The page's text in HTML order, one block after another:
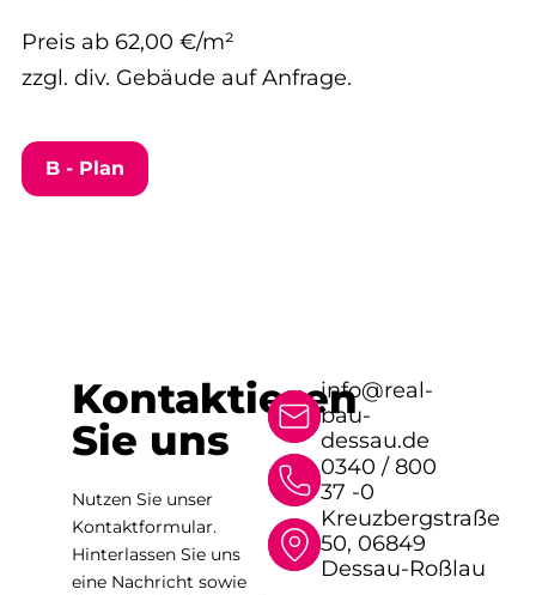
Preis ab 62,00 €/m²
zzgl. div. Gebäude auf Anfrage.
B - Plan
Kontaktieren
Sie uns
Nutzen Sie unser
Kontaktformular.
Hinterlassen Sie uns
eine Nachricht sowie
info@real-
bau-
dessau.de
0340 / 800
37 -0
Kreuzbergstraße
50, 06849
Dessau-Roßlau